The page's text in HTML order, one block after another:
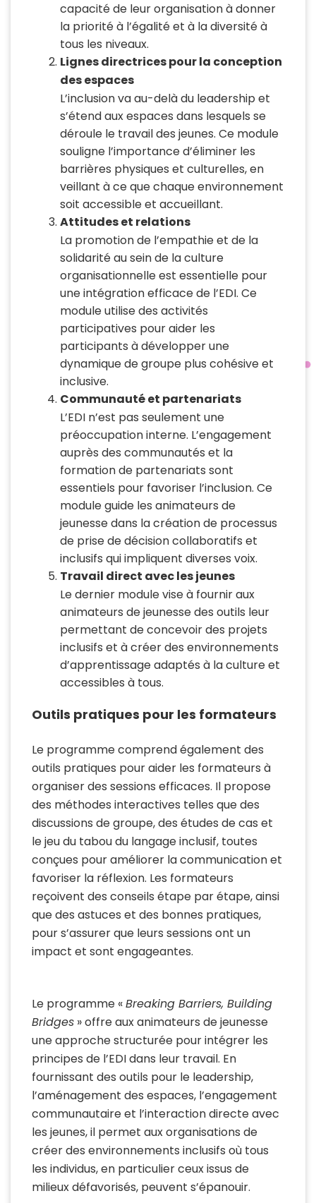
capacité de leur organisation à donner
la priorité à l’égalité et à la diversité à
tous les niveaux.
Lignes directrices pour la conception
des espaces
L’inclusion va au-delà du leadership et
s’étend aux espaces dans lesquels se
déroule le travail des jeunes. Ce module
souligne l’importance d’éliminer les
barrières physiques et culturelles, en
veillant à ce que chaque environnement
soit accessible et accueillant.
Attitudes et relations
La promotion de l’empathie et de la
solidarité au sein de la culture
organisationnelle est essentielle pour
une intégration efficace de l’EDI. Ce
module utilise des activités
participatives pour aider les
participants à développer une
dynamique de groupe plus cohésive et
inclusive.
Communauté et partenariats
L’EDI n’est pas seulement une
préoccupation interne. L’engagement
auprès des communautés et la
formation de partenariats sont
essentiels pour favoriser l’inclusion. Ce
module guide les animateurs de
jeunesse dans la création de processus
de prise de décision collaboratifs et
inclusifs qui impliquent diverses voix.
Travail direct avec les jeunes
Le dernier module vise à fournir aux
animateurs de jeunesse des outils leur
permettant de concevoir des projets
inclusifs et à créer des environnements
d’apprentissage adaptés à la culture et
accessibles à tous.
Outils pratiques pour les formateurs
Le programme comprend également des
outils pratiques pour aider les formateurs à
organiser des sessions efficaces. Il propose
des méthodes interactives telles que des
discussions de groupe, des études de cas et
le jeu du tabou du langage inclusif, toutes
conçues pour améliorer la communication et
favoriser la réflexion. Les formateurs
reçoivent des conseils étape par étape, ainsi
que des astuces et des bonnes pratiques,
pour s’assurer que leurs sessions ont un
impact et sont engageantes.
Le programme «Breaking Barriers, Building
Bridges » offre aux animateurs de jeunesse
une approche structurée pour intégrer les
principes de l’EDI dans leur travail. En
fournissant des outils pour le leadership,
l’aménagement des espaces, l’engagement
communautaire et l’interaction directe avec
les jeunes, il permet aux organisations de
créer des environnements inclusifs où tous
les individus, en particulier ceux issus de
milieux défavorisés, peuvent s’épanouir.